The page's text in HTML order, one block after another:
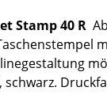
Stamp 40 R